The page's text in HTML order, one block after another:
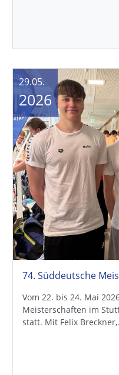
Vom 22. bis 24. Mai
Meisterschaften im
statt. Mit Felix
29.05.
2026